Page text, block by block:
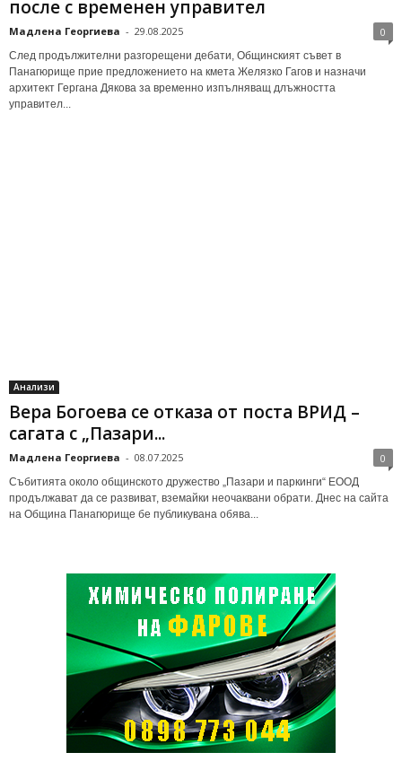
после с временен управител
Мадлена Георгиева - 29.08.2025 0
След продължителни разгорещени дебати, Общинският съвет в
Панагюрище прие предложението на кмета Желязко Гагов и назначи
архитект Гергана Дякова за временно изпълняващ длъжността
управител...
Анализи
Вера Богоева се отказа от поста ВРИД –
сагата с „Пазари...
Мадлена Георгиева - 08.07.2025 0
Събитията около общинското дружество „Пазари и паркинги“ ЕООД
продължават да се развиват, вземайки неочаквани обрати. Днес на сайта
на Община Панагюрище бе публикувана обява...